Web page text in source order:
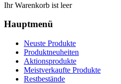
Ihr Warenkorb ist leer
Hauptmenü
Neuste Produkte
Produktneuheiten
Aktionsprodukte
Meistverkaufte Produkte
Restbestände